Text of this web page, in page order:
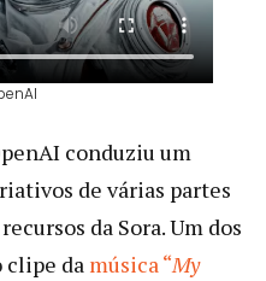
conduziu um
de várias partes
da Sora. Um dos
clipe da música “My